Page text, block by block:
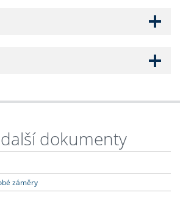
dokumenty
záměry